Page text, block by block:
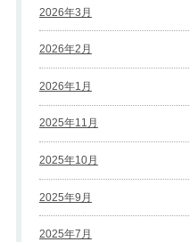
2026年3月
2026年2月
2026年1月
2025年11月
2025年10月
2025年9月
2025年7月